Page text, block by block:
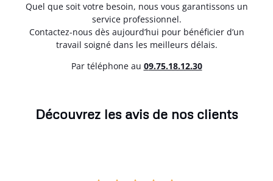
Quel que soit votre besoin, nous vous garantissons un
service professionnel.
Contactez-nous dès aujourd’hui pour bénéficier d’un
travail soigné dans les meilleurs délais.
Par téléphone au 09.75.18.12.30
Découvrez les avis de nos clients